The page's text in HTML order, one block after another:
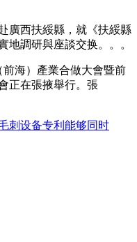
西扶綏縣，就《扶綏縣
地調研與座談交换。。。
海）產業合做大會暨前
正在張掖舉行。張
刺设备专利能够同时